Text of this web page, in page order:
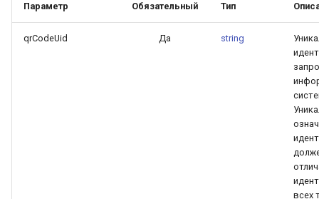
Параметр Обязательный Тип
qrCodeUid Да string
всех